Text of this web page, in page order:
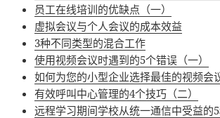
员工在线培训的优缺点（一）
虚拟会议与个人会议的成本效益
3种不同类型的混合工作
使用视频会议时遇到的5个错误（一）
如何为您的小型企业选择最佳的视频会
有效呼叫中心管理的4个技巧（二）
远程学习期间学校从统一通信中受益的5